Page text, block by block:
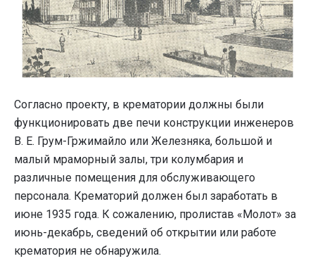
Согласно проекту, в крематории должны были
функционировать две печи конструкции инженеров
В. Е. Грум-Гржимайло или Железняка, большой и
малый мраморный залы, три колумбария и
различные помещения для обслуживающего
персонала. Крематорий должен был заработать в
июне 1935 года. К сожалению, пролистав «Молот» за
июнь-декабрь, сведений об открытии или работе
крематория не обнаружила.